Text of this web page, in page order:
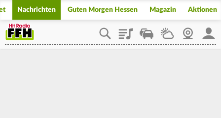
Nachrichten Guten Morgen Hessen Magazin Aktionen
PlaylistStaupilotWetterWebcam